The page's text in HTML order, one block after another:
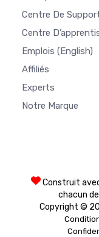
Centre De
Centre
Emplois (English)
Affiliés
Experts
Notre Marque
Construit
chacun
Copyright ©